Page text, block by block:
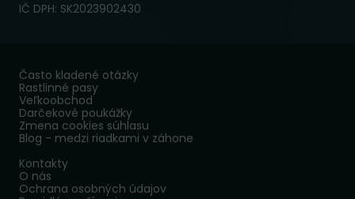
IČ DPH: SK2023902430
Často kladené otázky
Rastlinné pasy
Veľkoobchod
Darčekové poukážky
Zmena cookies súhlasu
Blog - medzi riadkami v záhone
Kontakty
O nás
Ochrana osobných údajov